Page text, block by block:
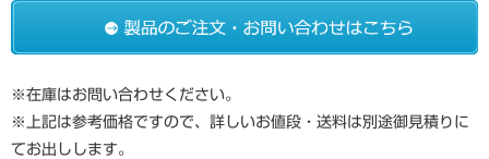
※在庫はお問い合わせください。
※上記は参考価格ですので、詳しいお値段・送料は別途御見積りに
てお出しします。